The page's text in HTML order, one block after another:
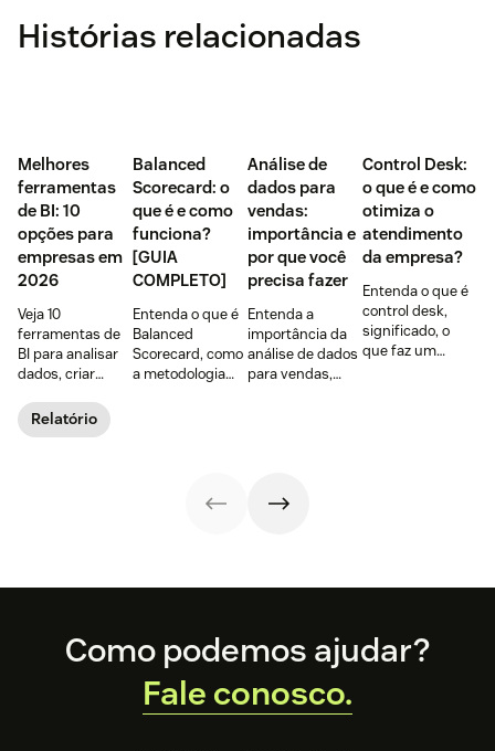
Histórias relacionadas
Melhores
ferramentas
de BI: 10
opções para
empresas em
2026
Veja 10
ferramentas de
BI para analisar
dados, criar
melhorar
decisões.
Relatório
Balanced
Scorecard: o
que é e como
funciona?
[GUIA
COMPLETO]
Entenda o que é
Balanced
Scorecard, como
a metodologia
Análise de
dados para
vendas:
importância e
por que você
precisa fazer
Entenda a
importância da
análise de dados
para vendas,
empresa.
Control Desk:
o que é e como
otimiza o
atendimento
da empresa?
Entenda o que é
control desk,
significado, o
que faz um
FooterComo podemos ajudar?
Fale conosco.